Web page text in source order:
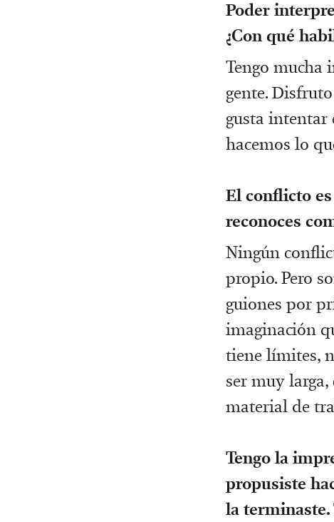
Poder
¿Con qué
Tengo mucha
gente.
gusta intentar
hacemos lo
El conflicto
reconoces
Ningún
propio. Pero
guiones por
imaginación
tiene límites,
ser muy
material de
Tengo la
propusiste
la terminaste.